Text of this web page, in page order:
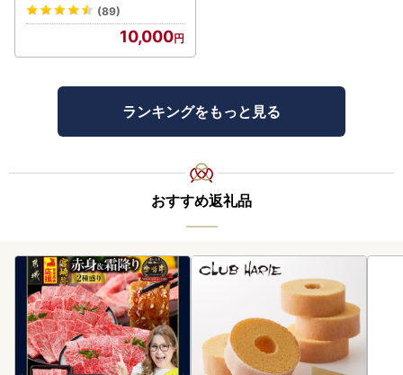
(89)
10,000
ランキングをもっと見る
おすすめ返礼品